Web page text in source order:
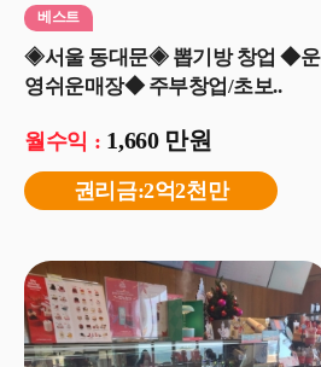
베스트
◈서울 동대문◈ 뽑기방 창업 ◆운
영쉬운매장◆ 주부창업/초보..
월수익 : 1,660 만원
권리금:2억2천만